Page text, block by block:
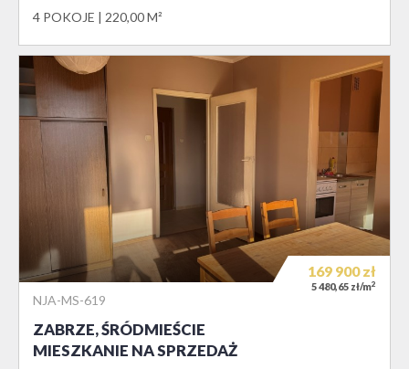
4 POKOJE 220,00 M²
NJA-MS-619
ZABRZE, ŚRÓDMIEŚCIE
MIESZKANIE NA SPRZEDAŻ
169 900zł
5 480,65 zł/m2